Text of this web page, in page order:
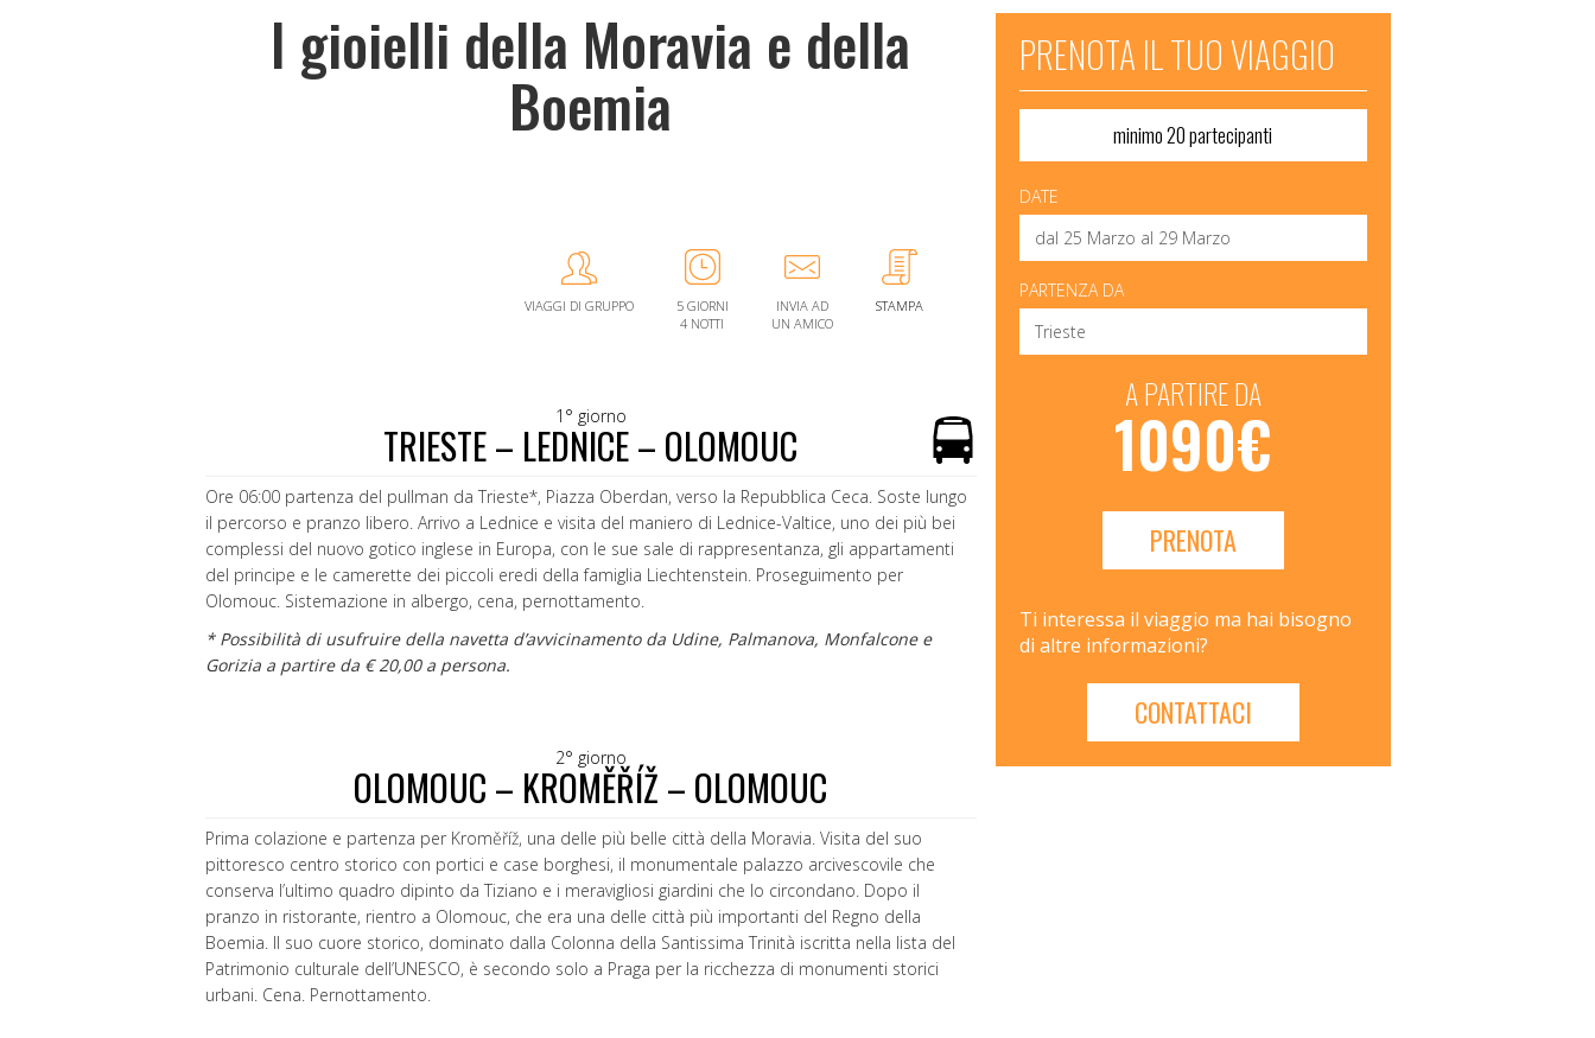
I gioielli della Moravia e della
Boemia
VIAGGI DI GRUPPO
5 GIORNI
4 NOTTI
INVIA AD
UN AMICO
STAMPA
1° giorno
TRIESTE – LEDNICE – OLOMOUC
Ore 06:00 partenza del pullman da Trieste*, Piazza Oberdan, verso la Repubblica Ceca. Soste lungo
il percorso e pranzo libero. Arrivo a Lednice e visita del maniero di Lednice-Valtice, uno dei più bei
complessi del nuovo gotico inglese in Europa, con le sue sale di rappresentanza, gli appartamenti
del principe e le camerette dei piccoli eredi della famiglia Liechtenstein. Proseguimento per
Olomouc. Sistemazione in albergo, cena, pernottamento.
* Possibilità di usufruire della navetta d’avvicinamento da Udine, Palmanova, Monfalcone e
Gorizia a partire da € 20,00 a persona.
2° giorno
OLOMOUC – KROMĚŘÍŽ – OLOMOUC
Prima colazione e partenza per Kroměříž, una delle più belle città della Moravia. Visita del suo
pittoresco centro storico con portici e case borghesi, il monumentale palazzo arcivescovile che
conserva l’ultimo quadro dipinto da Tiziano e i meravigliosi giardini che lo circondano. Dopo il
pranzo in ristorante, rientro a Olomouc, che era una delle città più importanti del Regno della
Boemia. Il suo cuore storico, dominato dalla Colonna della Santissima Trinità iscritta nella lista del
Patrimonio culturale dell’UNESCO, è secondo solo a Praga per la ricchezza di monumenti storici
urbani. Cena. Pernottamento.
PRENOTA IL TUO VIAGGIO
minimo 20 partecipanti
DATE
PARTENZA DA
A PARTIRE DA
1090€
PRENOTA
Ti interessa il viaggio ma hai bisogno
di altre informazioni?
CONTATTACI